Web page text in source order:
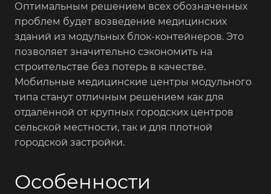
Оптимальным решением всех обозначенных
проблем будет возведение медицинских
зданий из модульных блок-контейнеров. Это
позволяет значительно сэкономить на
строительстве без потерь в качестве.
Мобильные медицинские центры модульного
типа станут отличным решением как для
отдалённой от крупных городских центров
сельской местности, так и для плотной
городской застройки.
Особенности